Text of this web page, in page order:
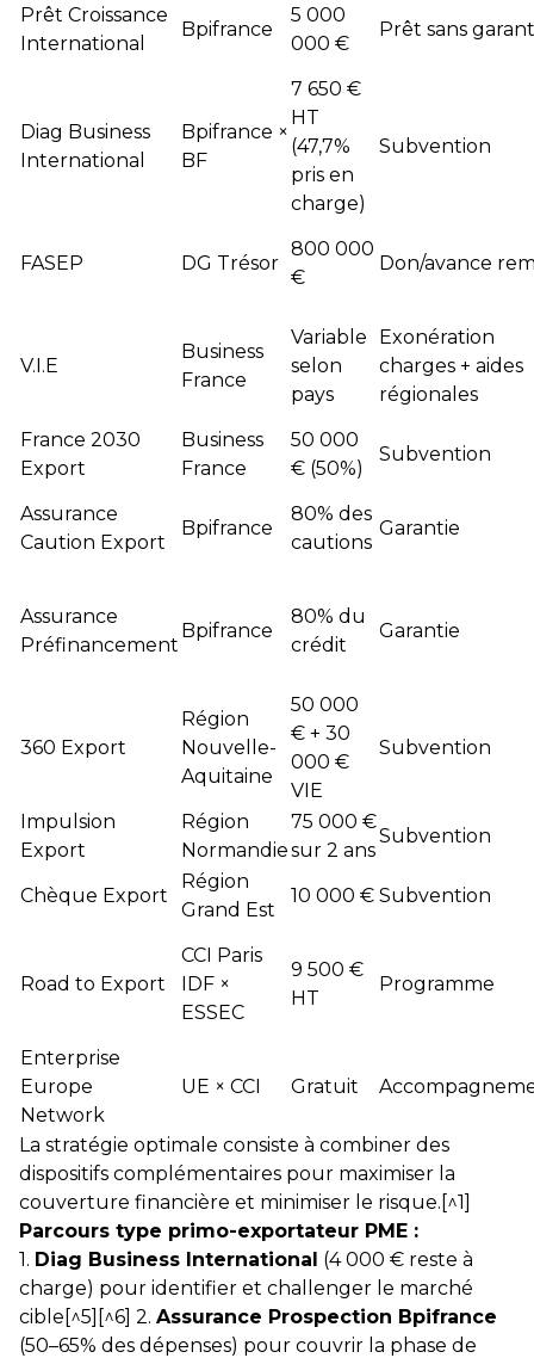
Prêt Croissance
International
Bpifrance
5 000
000 €
Prêt sans
Diag Business
International
Bpifrance ×
BF
7 650 €
HT
(47,7%
pris en
charge)
Subvention
FASEP DG Trésor
800 000
€
Don/avance
V.I.E
Business
France
Variable
selon
pays
Exonération
charges + aides
régionales
France 2030
Export
Business
France
50 000
€ (50%)
Subvention
Assurance
Caution Export
Bpifrance
80% des
cautions
Garantie
Assurance
Préfinancement
Bpifrance
80% du
crédit
Garantie
360 Export
Région
Nouvelle-
Aquitaine
50 000
€ + 30
000 €
VIE
Subvention
Impulsion
Export
Région
Normandie
75 000 €
sur 2 ans
Subvention
Chèque Export
Région
Grand Est
10 000 € Subvention
Road to Export
CCI Paris
IDF ×
ESSEC
9 500 €
HT
Programme
Enterprise
Europe
Network
UE × CCI Gratuit
La stratégie optimale consiste à combiner des
dispositifs complémentaires pour maximiser la
couverture financière et minimiser le risque.[^1]
Parcours type primo-exportateur PME :
1. Diag Business International (4 000 € reste à
charge) pour identifier et challenger le marché
cible[^5][^6] 2. Assurance Prospection Bpifrance
(50–65% des dépenses) pour couvrir la phase de